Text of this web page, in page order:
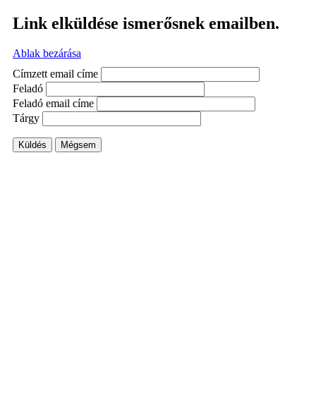
Link elküldése ismerősnek emailben.
Ablak bezárása
Címzett email címe
Feladó
Feladó email címe
Tárgy
Küldés Mégsem